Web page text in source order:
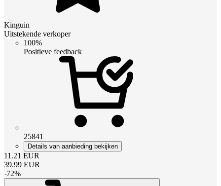
Kinguin
Uitstekende verkoper
100%
Positieve feedback
25841
Details van aanbieding bekijken
11.21 EUR
39.99 EUR
-72%